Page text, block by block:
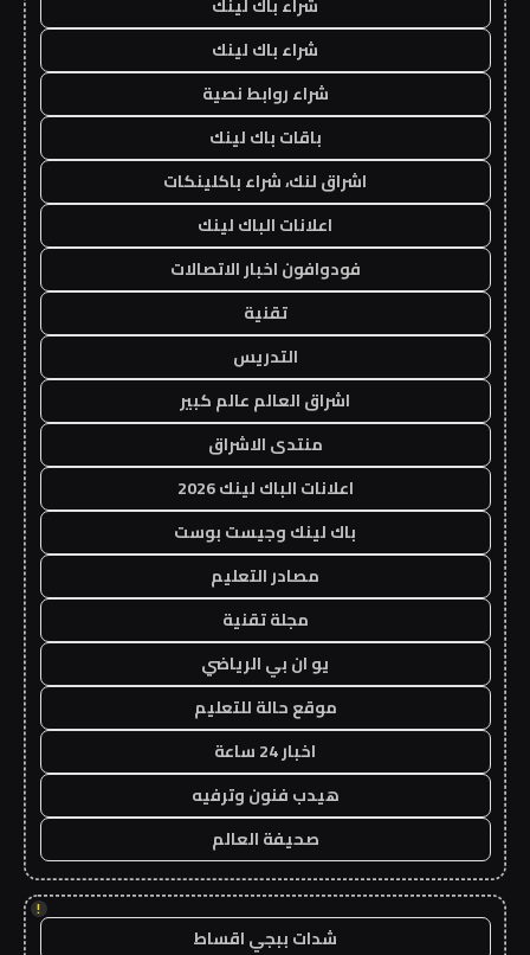
شراء باك لينك
شراء روابط نصية
باقات باك لينك
اشراق لنك، شراء باكلينكات
اعلانات الباك لينك
فودوافون اخبار الاتصالات
تقنية
التدريس
اشراق العالم عالم كبير
منتدى الاشراق
اعلانات الباك لينك 2026
باك لينك وجيست بوست
مصادر التعليم
مجلة تقنية
يو ان بي الرياضي
موقع حالة للتعليم
اخبار 24 ساعة
هيدب فنون وترفيه
صحيفة العالم
!
شدات ببجي اقساط